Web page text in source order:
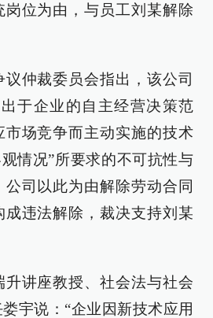
位为由，与员工刘某解除
仲裁委员会指出，该公司
于企业的自主经营决策范
市场竞争而主动实施的技术
情况”所要求的不可抗性与
司以此为由解除劳动合同
违法解除，裁决支持刘某
升讲座教授、社会法与社会
宇说：“企业因新技术应用